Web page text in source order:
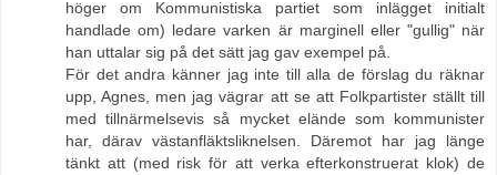
höger om Kommunistiska partiet som inlägget initialt
handlade om) ledare varken är marginell eller "gullig" när
han uttalar sig på det sätt jag gav exempel på.
För det andra känner jag inte till alla de förslag du räknar
upp, Agnes, men jag vägrar att se att Folkpartister ställt till
med tillnärmelsevis så mycket elände som kommunister
har, därav västanfläktsliknelsen. Däremot har jag länge
tänkt att (med risk för att verka efterkonstruerat klok) de